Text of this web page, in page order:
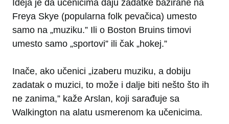
Ideja je da učenicima daju zadatke bazirane na
Freya Skye (popularna folk pevačica) umesto
samo na „muziku.” Ili o Boston Bruins timovi
umesto samo „sportovi” ili čak „hokej.”
Inače, ako učenici „izaberu muziku, a dobiju
zadatak o muzici, to može i dalje biti nešto što ih
ne zanima,” kaže Arslan, koji sarađuje sa
Walkington na alatu usmerenom ka učenicima.